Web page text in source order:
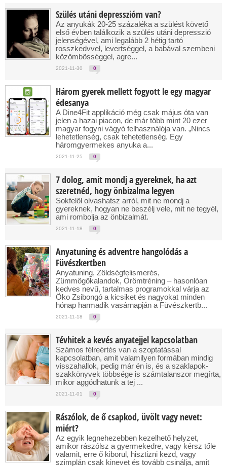
Szülés utáni depresszióm van?
Az anyukák 20-25 százaléka a szülést követő
első évben találkozik a szülés utáni depresszió
jelenségével, ami legalább 2 hétig tartó
rosszkedvvel, levertséggel, a babával szembeni
közömbösséggel, agre...
2021-11-30 0
Három gyerek mellett fogyott le egy magyar
édesanya
A Dine4Fit applikáció még csak május óta van
jelen a hazai piacon, de már több mint 20 ezer
magyar fogyni vágyó felhasználója van. „Nincs
lehetetlenség, csak tehetetlenség. Egy
háromgyermekes anyuka a...
2021-11-25 0
7 dolog, amit mondj a gyereknek, ha azt
szeretnéd, hogy önbizalma legyen
Sokfelől olvashatsz arról, mit ne mondj a
gyereknek, hogyan ne beszélj vele, mit ne tegyél,
ami rombolja az önbizalmát.
2021-11-18 0
Anyatuning és adventre hangolódás a
Füvészkertben
Anyatuning, Zöldségfelismerés,
Zümmögőkalandok, Örömtréning – hasonlóan
kedves nevű, tartalmas programokkal várja az
Öko Zsibongó a kicsiket és nagyokat minden
hónap harmadik vasárnapján a Füvészkertb...
2021-11-18 0
Tévhitek a kevés anyatejjel kapcsolatban
Számos félreértés van a szoptatással
kapcsolatban, amit valamilyen formában mindig
visszahallok, pedig már én is, és a szaklapok-
szakkönyvek többsége is számtalanszor megírta,
mikor aggódhatunk a tej ...
2021-11-01 0
Rászólok, de ő csapkod, üvölt vagy nevet:
miért?
Az egyik legnehezebben kezelhető helyzet,
amikor rászólsz a gyermekedre, vagy kérsz tőle
valamit, erre ő kiborul, hisztizni kezd, vagy
szimplán csak kinevet és tovább csinálja, amit